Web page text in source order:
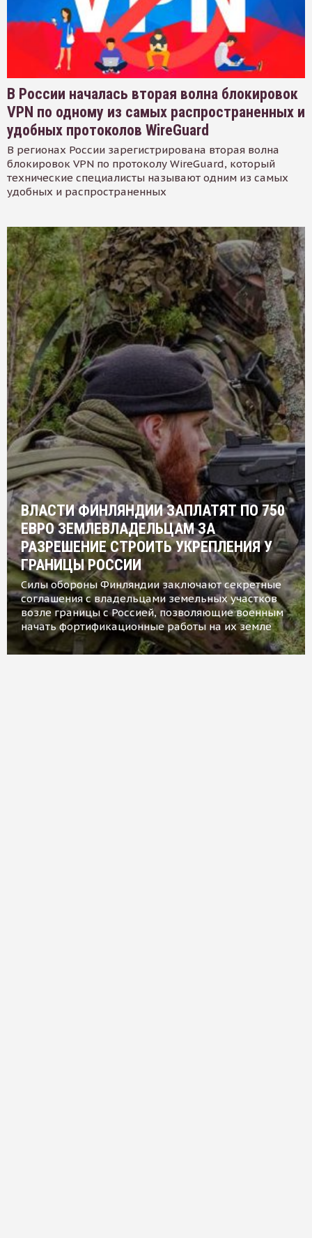
В России началась вторая волна блокировок
VPN по одному из самых распространенных и
удобных протоколов WireGuard
В регионах России зарегистрирована вторая волна
блокировок VPN по протоколу WireGuard, который
технические специалисты называют одним из самых
удобных и распространенных
ВЛАСТИ ФИНЛЯНДИИ ЗАПЛАТЯТ ПО 750
ЕВРО ЗЕМЛЕВЛАДЕЛЬЦАМ ЗА
РАЗРЕШЕНИЕ СТРОИТЬ УКРЕПЛЕНИЯ У
ГРАНИЦЫ РОССИИ
Силы обороны Финляндии заключают секретные
соглашения с владельцами земельных участков
возле границы с Россией, позволяющие военным
начать фортификационные работы на их земле